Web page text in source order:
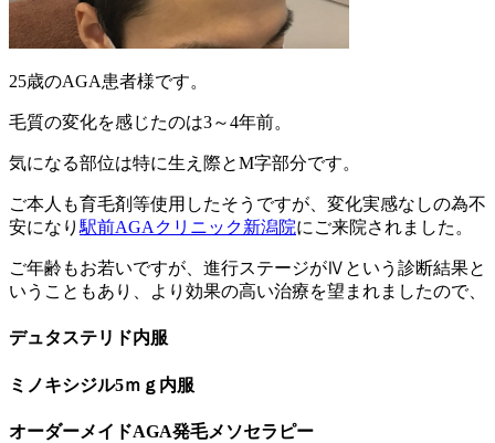
25歳のAGA患者様です。
毛質の変化を感じたのは3～4年前。
気になる部位は特に生え際とM字部分です。
ご本人も育毛剤等使用したそうですが、変化実感なしの為不
安になり 駅前AGAクリニック新潟院にご来院されました。
ご年齢もお若いですが、進行ステージがⅣという診断結果と
いうこともあり、より効果の高い治療を望まれましたので、
デュタステリド内服
ミノキシジル5ｍｇ内服
オーダーメイドAGA発毛メソセラピー